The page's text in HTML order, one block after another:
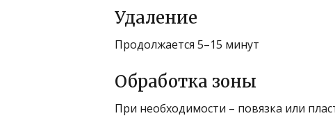
Удаление
Продолжается 5–15 минут
Обработка зоны
При необходимости – повязка или